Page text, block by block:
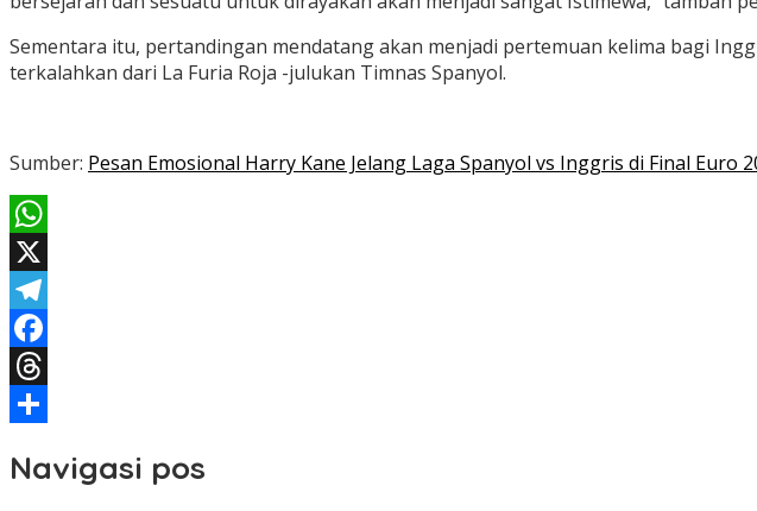
Sementara itu, pertandingan mendatang akan menjadi pertemuan kelima bagi
terkalahkan dari La Furia Roja -julukan Timnas Spanyol.
Sumber: Pesan Emosional Harry Kane Jelang Laga Spanyol vs Inggris di Final Euro
WhatsApp
X
Telegram
Facebook
Threads
Navigasi pos